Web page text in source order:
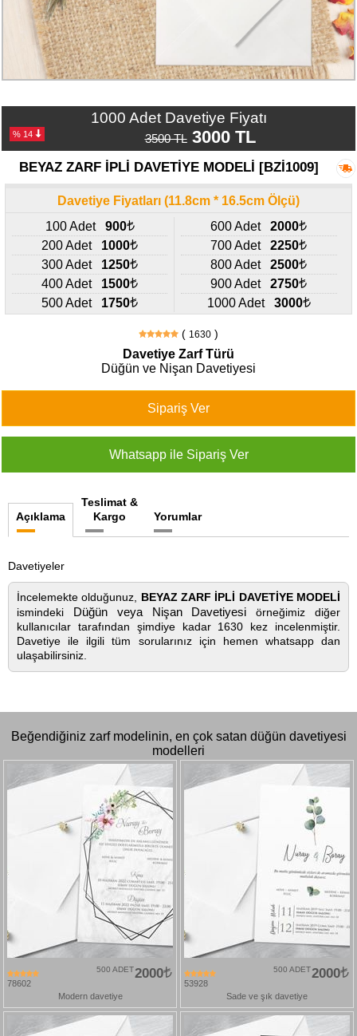
Numune
(ücretsiz)
Gerçek
Yorumları
Yeni
Davetiye
Simay
Davetiye
Biz
kimiz?
1000 Adet Davetiye Fiyatı
% 14 3500 TL3000 TL
BEYAZ ZARF İPLİ DAVETİYE MODELİ [BZİ1009]
Davetiye Fiyatları (11.8cm * 16.5cm Ölçü)
100 Adet
900
200 Adet
1000
300 Adet
1250
400 Adet
1500
500 Adet
1750
600 Adet
2000
700 Adet
2250
800 Adet
2500
900 Adet
2750
1000 Adet
3000
( 1630 )
Davetiye Zarf Türü
Düğün ve Nişan Davetiyesi
Açıklama
Teslimat &
Kargo
Yorumlar
Davetiyeler
İncelemekte olduğunuz, BEYAZ ZARF İPLİ DAVETİYE MODELİ
ismindeki Düğün veya Nişan Davetiyesi örneğimiz diğer
kullanıcılar tarafından şimdiye kadar 1630 kez incelenmiştir.
Davetiye ile ilgili tüm sorularınız için hemen whatsapp dan
ulaşabilirsiniz.
Beğendiğiniz zarf modelinin, en çok satan düğün davetiyesi
modelleri
78602
2000
500 ADET
Modern davetiye
53928
2000
500 ADET
Sade ve şık davetiye